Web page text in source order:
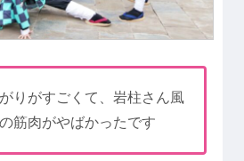
りがすごくて、岩柱さん風
筋肉がやばかったです